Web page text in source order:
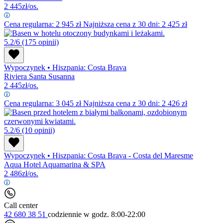
2 445zł/os.
Cena regularna: 2 945 złNajniższa cena z 30 dni: 2 425 zł
5.2/6 (175 opinii)
Wypoczynek • Hiszpania: Costa Brava
Riviera Santa Susanna
2 445zł/os.
Cena regularna: 3 045 złNajniższa cena z 30 dni: 2 426 zł
5.2/6 (10 opinii)
Wypoczynek • Hiszpania: Costa Brava - Costa del Maresme
Aqua Hotel Aquamarina & SPA
2 486zł/os.
Call center
42 680 38 51 codziennie w godz. 8:00-22:00